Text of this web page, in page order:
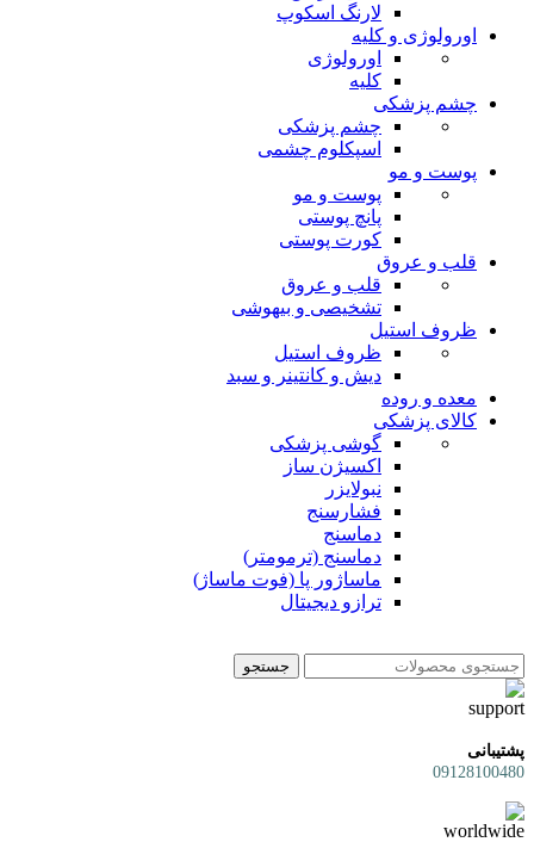
لارنگ اسکوپ
اورولوژی و کلیه
اورولوژی
کلیه
چشم پزشکی
چشم پزشکی
اسپکلوم چشمی
پوست و مو
پوست و مو
پانچ پوستی
کورت پوستی
قلب و عروق
قلب و عروق
تشخیصی و بیهوشی
ظروف استیل
ظروف استیل
دیش و کانتینر و سبد
معده و روده
کالای پزشکی
گوشی پزشکی
اکسیژن ساز
نبولایزر
فشارسنج
دماسنج
دماسنج (ترمومتر)
ماساژور پا (فوت ماساژ)
ترازو دیجیتال
جستجو
پشتیبانی
09128100480